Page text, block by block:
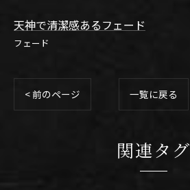
天神で清潔感あるフェード
フェード
< 前のページ 一覧に戻る
関連タグ